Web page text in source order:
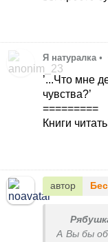
одного
поэтому
вам еду в
ибо
Я натуралка •
’...Что мне
чувства?’
=========
Книги
автор
А Вы бы